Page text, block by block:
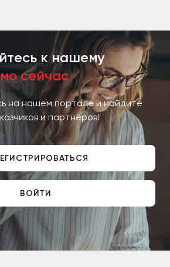
к нашему
сейчас
на нашем портале и найдите
и партнёров!
ВОЙТИ